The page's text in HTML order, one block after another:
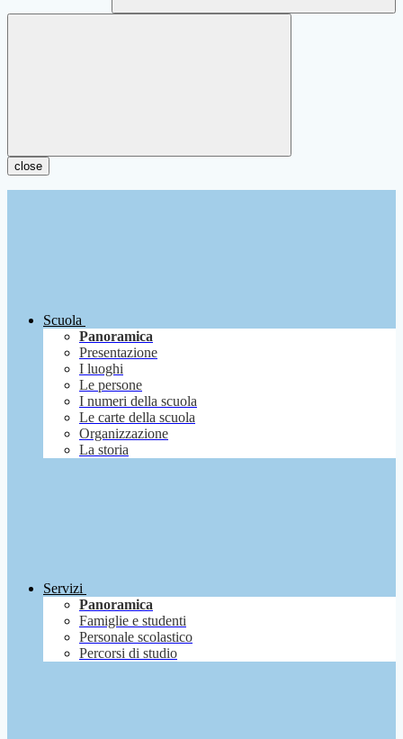
close
Scuola
Panoramica
Presentazione
I luoghi
Le persone
I numeri della scuola
Le carte della scuola
Organizzazione
La storia
Servizi
Panoramica
Famiglie e studenti
Personale scolastico
Percorsi di studio